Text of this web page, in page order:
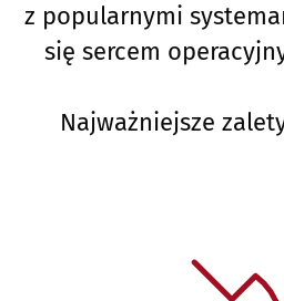
z popularnymi
się sercem
Najważniejsze